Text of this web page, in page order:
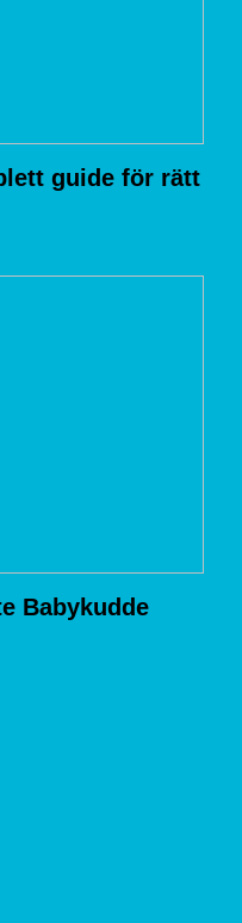
guide för rätt
Babykudde